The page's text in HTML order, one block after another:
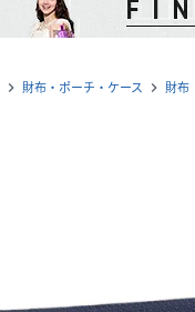
navigate_next 財布・ポーチ・ケース navigate_next 財布